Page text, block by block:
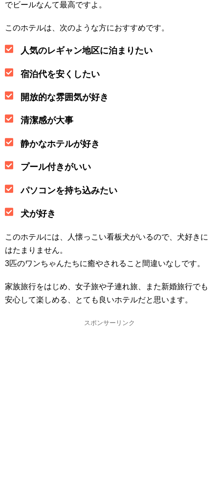
でビールなんて最高ですよ。
このホテルは、次のような方におすすめです。
人気のレギャン地区に泊まりたい
宿泊代を安くしたい
開放的な雰囲気が好き
清潔感が大事
静かなホテルが好き
プール付きがいい
パソコンを持ち込みたい
犬が好き
このホテルには、人懐っこい看板犬がいるので、犬好きに
はたまりません。
3匹のワンちゃんたちに癒やされること間違いなしです。
家族旅行をはじめ、女子旅や子連れ旅、また新婚旅行でも
安心して楽しめる、とても良いホテルだと思います。
スポンサーリンク